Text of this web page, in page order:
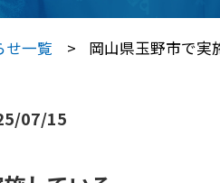
ィシン
ディシン
せ一覧 岡山県玉野市で実
07/15